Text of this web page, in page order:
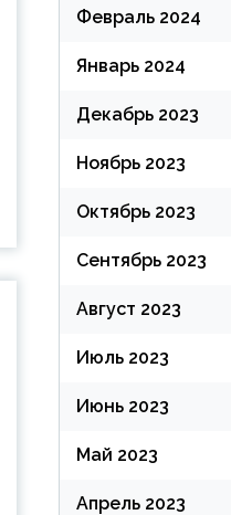
Февраль 2024
Январь 2024
Декабрь 2023
Ноябрь 2023
Октябрь 2023
Сентябрь 2023
Август 2023
Июль 2023
Июнь 2023
Май 2023
Апрель 2023